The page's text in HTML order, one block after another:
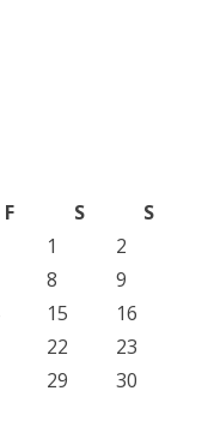
F S
S
1
2
8
9
15
16
22
23
29
30